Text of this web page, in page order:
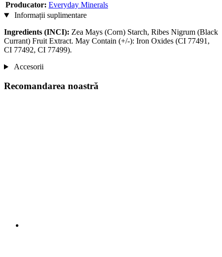
Producator: Everyday Minerals
Informații suplimentare
Ingredients (INCI): Zea Mays (Corn) Starch, Ribes Nigrum (Black
Currant) Fruit Extract. May Contain (+/-): Iron Oxides (CI 77491,
CI 77492, CI 77499).
Accesorii
Recomandarea noastră